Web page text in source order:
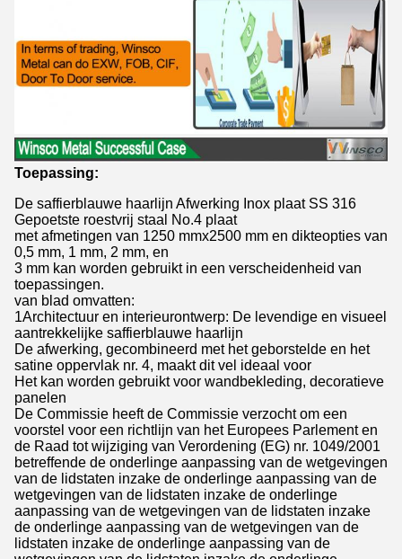
Toepassing:
De saffierblauwe haarlijn Afwerking Inox plaat SS 316
Gepoetste roestvrij staal No.4 plaat
met afmetingen van 1250 mmx2500 mm en dikteopties van
0,5 mm, 1 mm, 2 mm, en
3 mm kan worden gebruikt in een verscheidenheid van
toepassingen.
van blad omvatten:
1Architectuur en interieurontwerp: De levendige en visueel
aantrekkelijke saffierblauwe haarlijn
De afwerking, gecombineerd met het geborstelde en het
satine oppervlak nr. 4, maakt dit vel ideaal voor
Het kan worden gebruikt voor wandbekleding, decoratieve
panelen
De Commissie heeft de Commissie verzocht om een
voorstel voor een richtlijn van het Europees Parlement en
de Raad tot wijziging van Verordening (EG) nr. 1049/2001
betreffende de onderlinge aanpassing van de wetgevingen
van de lidstaten inzake de onderlinge aanpassing van de
wetgevingen van de lidstaten inzake de onderlinge
aanpassing van de wetgevingen van de lidstaten inzake
de onderlinge aanpassing van de wetgevingen van de
lidstaten inzake de onderlinge aanpassing van de